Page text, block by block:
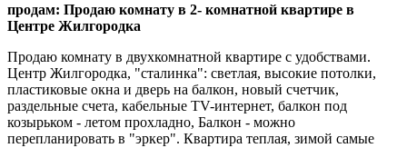
продам: Продаю комнату в 2- комнатной квартире в
Центре Жилгородка
Продаю комнату в двухкомнатной квартире с удобствами.
Центр Жилгородка, "сталинка": светлая, высокие потолки,
пластиковые окна и дверь на балкон, новый счетчик,
раздельные счета, кабельные ТV-интернет, балкон под
козырьком - летом прохладно, Балкон - можно
перепланировать в "эркер". Квартира теплая, зимой самые